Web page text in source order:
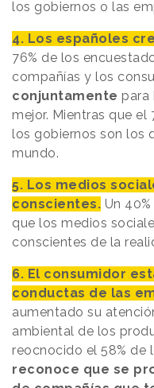
los gobiernos o las
4. Los españoles
76% de los
compañías y los
conjuntamente para
mejor. Mientras que el
los gobiernos son los
mundo.
5. Los medios
conscientes. Un
que los medios
conscientes de la
6. El consumidor
conductas de las
aumentado su
ambiental de los
reocnocido el 58% de
reconoce que se